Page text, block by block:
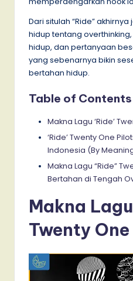
Dari situlah “Ride”
hidup tentang
hidup, dan pertanyaan
yang sebenarnya bikin
bertahan hidup.
Table of Contents
Makna Lagu ‘Ride’
‘Ride’ Twenty One
Indonesia (By
Makna Lagu “Ride”
Bertahan di Tengah
Makna Lagu
Twenty